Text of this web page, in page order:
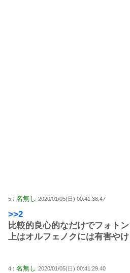
5 : 名無し 2020/01/05(日) 00:41:38.47
>>2
比較的良心的なだけでフォト
上はオルフェノクには有害や
4 : 名無し 2020/01/05(日) 00:41:29.40